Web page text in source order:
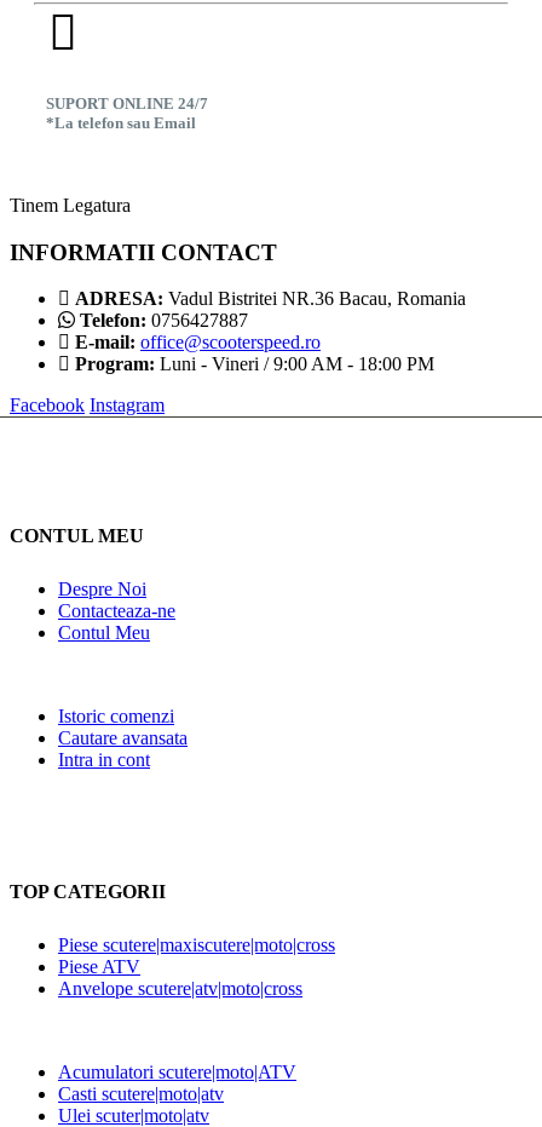
SUPORT ONLINE 24/7
*La telefon sau Email
Tinem Legatura
INFORMATII CONTACT
ADRESA: Vadul Bistritei NR.36 Bacau, Romania
Telefon: 0756427887
E-mail: office@scooterspeed.ro
Program: Luni - Vineri / 9:00 AM - 18:00 PM
Facebook Instagram
CONTUL MEU
Despre Noi
Contacteaza-ne
Contul Meu
Istoric comenzi
Cautare avansata
Intra in cont
TOP CATEGORII
Piese scutere|maxiscutere|moto|cross
Piese ATV
Anvelope scutere|atv|moto|cross
Acumulatori scutere|moto|ATV
Casti scutere|moto|atv
Ulei scuter|moto|atv